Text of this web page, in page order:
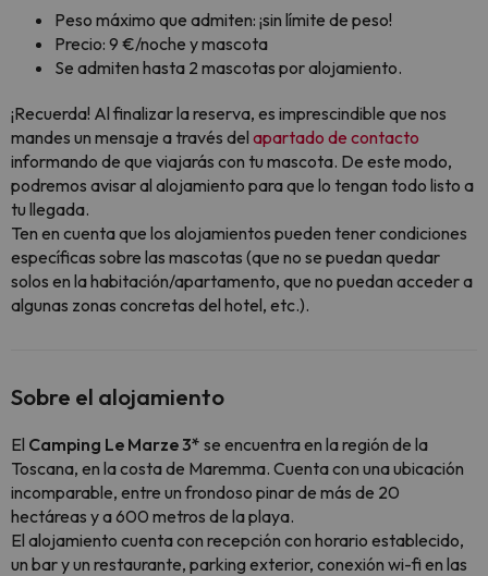
Peso máximo que admiten: ¡sin límite de peso!
Precio: 9 €/noche y mascota
Se admiten hasta 2 mascotas por alojamiento.
¡Recuerda! Al finalizar la reserva, es imprescindible que nos
mandes un mensaje a través del apartado de contacto
informando de que viajarás con tu mascota. De este modo,
podremos avisar al alojamiento para que lo tengan todo listo a
tu llegada.
Ten en cuenta que los alojamientos pueden tener condiciones
específicas sobre las mascotas (que no se puedan quedar
solos en la habitación/apartamento, que no puedan acceder a
algunas zonas concretas del hotel, etc.).
Sobre el alojamiento
El Camping Le Marze 3* se encuentra en la región de la
Toscana, en la costa de Maremma. Cuenta con una ubicación
incomparable, entre un frondoso pinar de más de 20
hectáreas y a 600 metros de la playa.
El alojamiento cuenta con recepción con horario establecido,
un bar y un restaurante, parking exterior, conexión wi-fi en las